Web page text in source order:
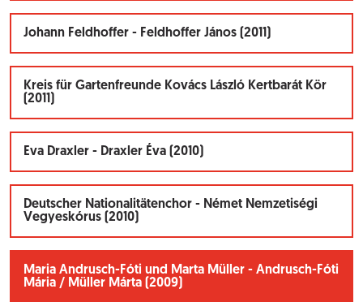
Johann Feldhoffer - Feldhoffer János (2011)
Kreis für Gartenfreunde Kovács László Kertbarát Kör
(2011)
Eva Draxler - Draxler Éva (2010)
Deutscher Nationalitätenchor - Német Nemzetiségi
Vegyeskórus (2010)
Maria Andrusch-Fóti und Marta Müller - Andrusch-Fóti
Mária / Müller Márta (2009)